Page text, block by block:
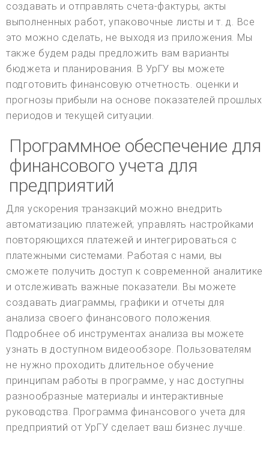
создавать и отправлять счета-фактуры, акты
выполненных работ, упаковочные листы и т. д. Все
это можно сделать, не выходя из приложения. Мы
также будем рады предложить вам варианты
бюджета и планирования. В УрГУ вы можете
подготовить финансовую отчетность. оценки и
прогнозы прибыли на основе показателей прошлых
периодов и текущей ситуации.
Программное обеспечение для
финансового учета для
предприятий
Для ускорения транзакций можно внедрить
автоматизацию платежей; управлять настройками
повторяющихся платежей и интегрироваться с
платежными системами. Работая с нами, вы
сможете получить доступ к современной аналитике
и отслеживать важные показатели. Вы можете
создавать диаграммы, графики и отчеты для
анализа своего финансового положения.
Подробнее об инструментах анализа вы можете
узнать в доступном видеообзоре. Пользователям
не нужно проходить длительное обучение
принципам работы в программе, у нас доступны
разнообразные материалы и интерактивные
руководства. Программа финансового учета для
предприятий от УрГУ сделает ваш бизнес лучше.